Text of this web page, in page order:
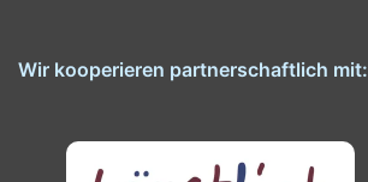
Wir kooperieren partnerschaftlich mit: